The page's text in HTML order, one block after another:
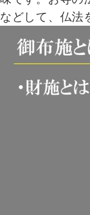
などして、仏法